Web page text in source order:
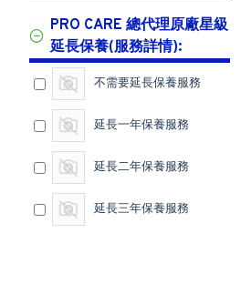
PRO CARE 總代理原廠星級
延長保養(服務詳情):
不需要延長保養服務
延長一年保養服務
延長二年保養服務
延長三年保養服務